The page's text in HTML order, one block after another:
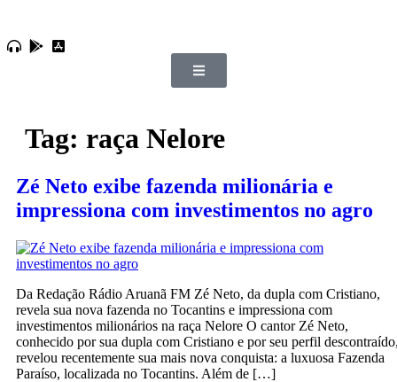
Tag: raça Nelore
Zé Neto exibe fazenda milionária e
impressiona com investimentos no agro
Da Redação Rádio Aruanã FM Zé Neto, da dupla com Cristiano,
revela sua nova fazenda no Tocantins e impressiona com
investimentos milionários na raça Nelore O cantor Zé Neto,
conhecido por sua dupla com Cristiano e por seu perfil
revelou recentemente sua mais nova conquista: a luxuosa Fazenda
Paraíso, localizada no Tocantins. Além de […]